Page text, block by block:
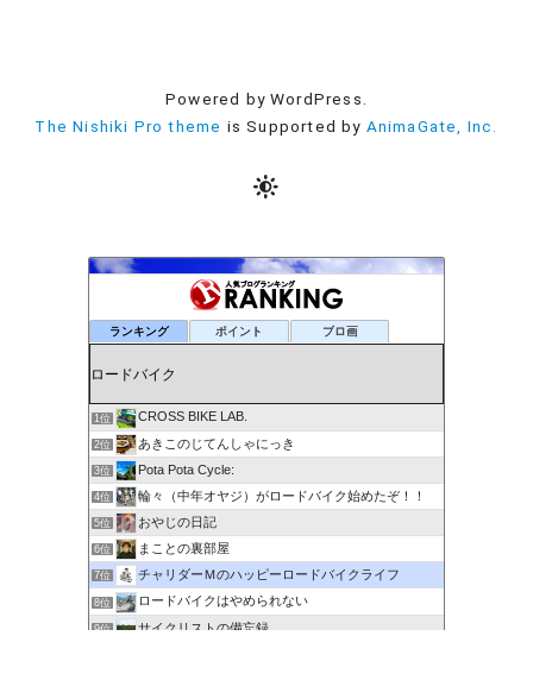
Powered by WordPress.
The Nishiki Pro theme is Supported by AnimaGate, Inc.
ランキング ポイント ブロ画
1位 CROSS BIKE LAB.
2位 あきこのじてんしゃにっき
3位 Pota Pota Cycle:
4位 輪々（中年オヤジ）がロードバイク始めたぞ！！
5位 おやじの日記
6位 まことの裏部屋
7位 チャリダーＭのハッピーロードバイクライフ
8位 ロードバイクはやめられない
9位 サイクリストの備忘録